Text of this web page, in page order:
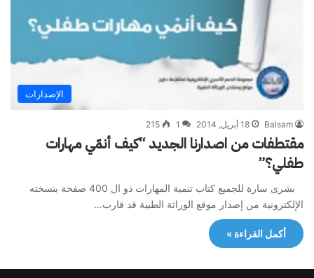
الإصدارات
Balsam 18 أبريل, 2014 1
215
مقتطفات من اصدارنا الجديد “كيف أنمّي مهارات
طفلي؟”
بشرى سارة للجميع كتاب تنمية المهارات ذو ال 400 صفحة بنسخته
الإلكترونية من إصدار موقع الوراثة الطبية قد قارب…
أكمل القراءة »